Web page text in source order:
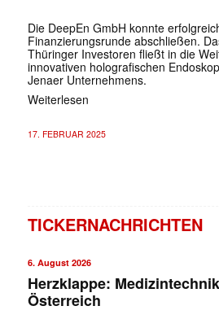
Die DeepEn GmbH konnte
Finanzierungsrunde abschließen.
Thüringer Investoren fließt in die
innovativen holografischen
Jenaer Unternehmens.
Weiterlesen
17. FEBRUAR 2025
TICKERNACHRICHTEN
6. August 2026
Herzklappe:
Österreich